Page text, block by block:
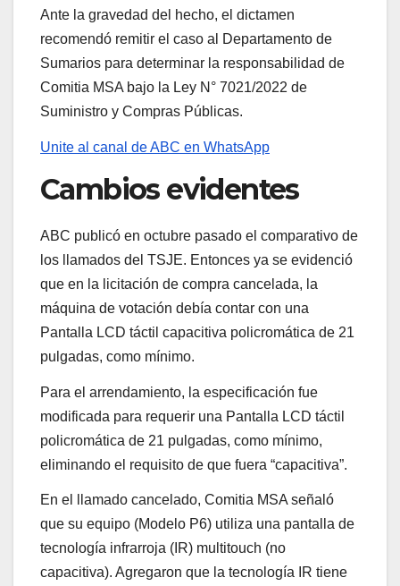
Ante la gravedad del hecho, el dictamen
recomendó remitir el caso al Departamento de
Sumarios para determinar la responsabilidad de
Comitia MSA bajo la Ley N° 7021/2022 de
Suministro y Compras Públicas.
Unite al canal de ABC en WhatsApp
Cambios evidentes
ABC publicó en octubre pasado el comparativo de
los llamados del TSJE. Entonces ya se evidenció
que en la licitación de compra cancelada, la
máquina de votación debía contar con una
Pantalla LCD táctil capacitiva policromática de 21
pulgadas, como mínimo.
Para el arrendamiento, la especificación fue
modificada para requerir una Pantalla LCD táctil
policromática de 21 pulgadas, como mínimo,
eliminando el requisito de que fuera “capacitiva”.
En el llamado cancelado, Comitia MSA señaló
que su equipo (Modelo P6) utiliza una pantalla de
tecnología infrarroja (IR) multitouch (no
capacitiva). Agregaron que la tecnología IR tiene